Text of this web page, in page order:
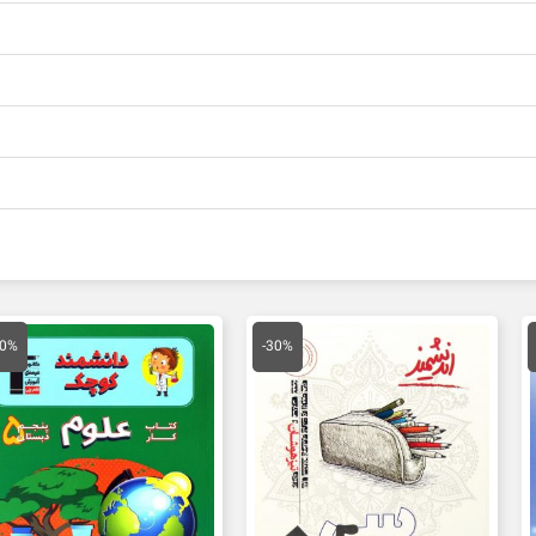
-30%
21,000 تومان
بود.
قیمت
فعلی
14,700 تومان
قیمت
اصلی
16,500 تومان
بود.